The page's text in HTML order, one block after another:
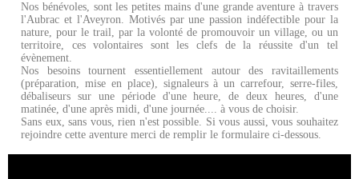
Nos bénévoles, sont les petites mains d'une grande aventure à travers
l'Aubrac et l'Aveyron. Motivés par une passion indéfectible pour la
nature, pour le trail, par la volonté de promouvoir un village, ou un
territoire, ces volontaires sont les clefs de la réussite d'un tel
évènement.
Nos besoins tournent essentiellement autour des ravitaillements
(préparation, mise en place), signaleurs à un carrefour, serre-files,
débaliseurs sur une période d'une heure, de deux heures, d'une
matinée, d'une après midi, d'une journée.... à vous de choisir.
Sans eux, sans vous, rien n'est possible. Si vous aussi, vous souhaitez
rejoindre cette aventure merci de remplir le formulaire ci-dessous.